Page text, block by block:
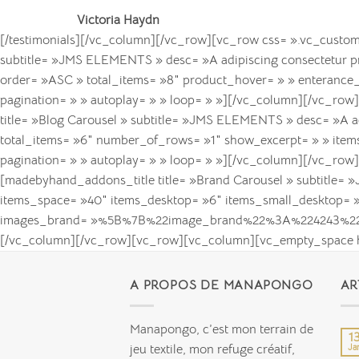
Victoria Haydn
[/testimonials][/vc_column][/vc_row][vc_row css=
subtitle= »JMS ELEMENTS » desc= »A adipiscing
order= »ASC » total_items= »8″ product_hover= » »
pagination= » » autoplay= » » loop= » »][/vc_column][/
title= »Blog Carousel » subtitle= »JMS ELEMENTS » desc=
total_items= »6″ number_of_rows= »1″ show_excerpt= » »
pagination= » » autoplay= » » loop= » »][/vc_column][/
[madebyhand_addons_title title= »Brand Carousel » subtitle=
items_space= »40″ items_desktop= »6″
images_brand=
[/vc_column][/
A PROPOS DE MANAPONGO
Manapongo, c’est mon terrain de
jeu textile, mon refuge créatif,